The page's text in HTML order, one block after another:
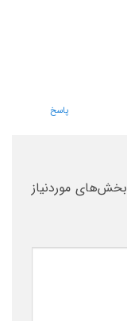
پاسخ
بخش‌های موردنیاز